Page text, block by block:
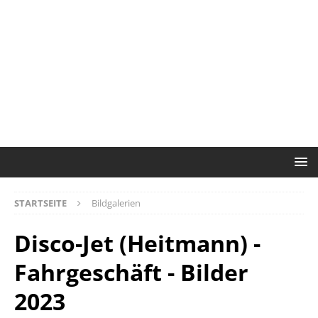
STARTSEITE Bildgalerien
Disco-Jet (Heitmann) -
Fahrgeschäft - Bilder
2023